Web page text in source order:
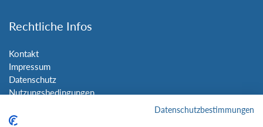
Rechtliche Infos
Kontakt
Impressum
Datenschutz
Nutzungsbedingungen
Datenschutzbestimmungen